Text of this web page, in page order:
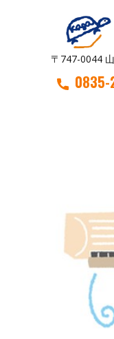
〒747-0044
0835-